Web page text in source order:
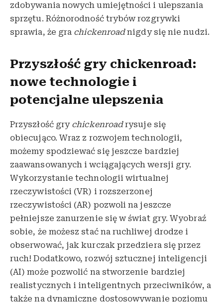
zdobywania nowych umiejętności i ulepszania
sprzętu. Różnorodność trybów rozgrywki
sprawia, że gra chickenroadnigdy się nie nudzi.
Przyszłość gry chickenroad:
nowe technologie i
potencjalne ulepszenia
Przyszłość gry chickenroadrysuje się
obiecująco. Wraz z rozwojem technologii,
możemy spodziewać się jeszcze bardziej
zaawansowanych i wciągających wersji gry.
Wykorzystanie technologii wirtualnej
rzeczywistości (VR) i rozszerzonej
rzeczywistości (AR) pozwoli na jeszcze
pełniejsze zanurzenie się w świat gry. Wyobraź
sobie, że możesz stać na ruchliwej drodze i
obserwować, jak kurczak przedziera się przez
ruch! Dodatkowo, rozwój sztucznej inteligencji
(AI) może pozwolić na stworzenie bardziej
realistycznych i inteligentnych przeciwników, a
także na dynamiczne dostosowywanie poziomu